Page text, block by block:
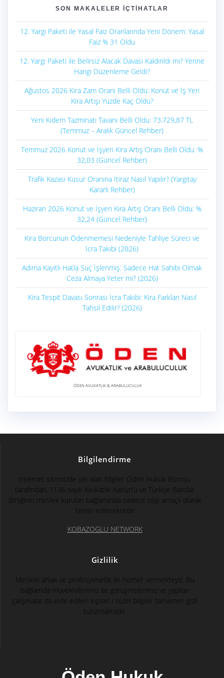
SON MAKALELER İÇTIHATLAR
12. Yargı Paketi ile Yasal Faiz Oranlarında Yeni Dönem: Yasal
Faiz % 31 Oldu
12. Yargı Paketi ile Belirsiz Alacak Davası Kaldırıldı mı? Yerine
Hangi Düzenleme Geldi?
Ağustos 2026 Kira Zam Oranı Belli Oldu: Konut ve İş Yeri
Kira Artışı Yüzde Kaç Oldu?
Yeni Kıdem Tazminatı Tavanı Belli Oldu: 73.729,87 TL
(Temmuz – Aralık Güncel Rehber)
Temmuz 2026 Konut ve İşyeri Kira Artış Oranı Belli Oldu: %
32,03 (Güncel Rehber)
Trafik Kazası Kusur Oranına İtiraz Nasıl Yapılır? (Yargıtay
Kararlı Rehber)
Haziran 2026 Konut ve İşyeri Kira Artış Oranı Belli Oldu: %
32,24 (Güncel Rehber)
Kira Borcunun Ödenmemesi Nedeniyle Tahliye Süreci ve
İcra Takibi (2026)
Adıma Kayıtlı Hatla Suç İşlenmiş: Sadece Hat Sahibi Olmak
Ceza Almaya Yeter mi? (2026)
Kira Tespit Davası Sonrası İcra Takibi: Kira Farkları Nasıl
Tahsil Edilir? (2026)
ÖDEN AVUKATLIK & ARABULUCULUK
Bilgilendirme
İnternet sitemizde yer alan bilgiler Öden Hukuk Bürosu
tarafından, 1136 sayılı Avukatlık Kanun’u ve Türkiye Barolar
Birliğinin meslek kuruları bağlamında sadece bilgi amaçlı olarak
temin edilmektedir
KOBAZOGLU NETWORK
Gizlilik
Mesleki ahlak ve profesyonellik ile hizmet vermekteyiz. Bu
bağlamda müvekkillerimiz ile görüşmelerimiz ve yapılan
çalışmalar da elde edilen kişisel / tüzel bilgiler tamamen gizli
tutulmaktadır.